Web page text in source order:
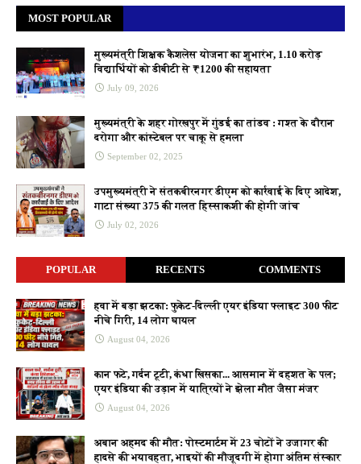
MOST POPULAR
मुख्यमंत्री शिक्षक कैशलेस योजना का शुभारंभ, 1.10 करोड़
विद्यार्थियों को डीबीटी से ₹1200 की सहायता
July 09, 2026
मुख्यमंत्री के शहर गोरखपुर में गुंडई का तांडव : गश्त के दौरान
दरोगा और कांस्टेबल पर चाकू से हमला
September 02, 2025
उपमुख्यमंत्री ने संतकबीरनगर डीएम को कार्रवाई के दिए आदेश,
गाटा संख्या 375 की गलत हिस्साकशी की होगी जांच
July 02, 2026
POPULAR RECENTS COMMENTS
हवा में बड़ा झटका: फुकेट-दिल्ली एयर इंडिया फ्लाइट 300 फीट
नीचे गिरी, 14 लोग घायल
August 04, 2026
कान फटे, गर्दन टूटी, कंधा खिसका... आसमान में दहशत के पल;
एयर इंडिया की उड़ान में यात्रियों ने झेला मौत जैसा मंजर
August 04, 2026
अबान अहमद की मौत: पोस्टमार्टम में 23 चोटों ने उजागर की
हादसे की भयावहता, भाइयों की मौजूदगी में होगा अंतिम संस्कार